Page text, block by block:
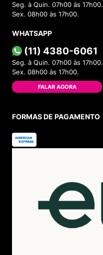
Seg. à Quin. 07h00 às 17h00.
Sex. 08h00 às 17h00.
WHATSAPP
(11) 4380-6061
Seg. à Quin. 07h00 às 17h00.
Sex. 08h00 às 17h00.
FALAR AGORA
FORMAS DE PAGAMENTO